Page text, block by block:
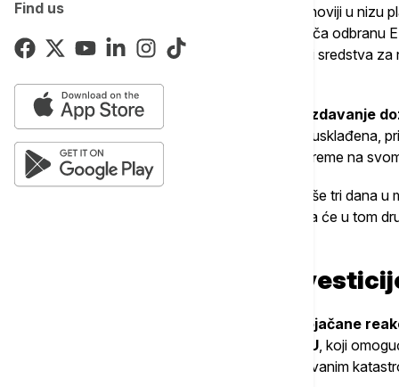
Find usTakozvani paket "Vojna mobilnost" je najnoviji u nizu
početka godine, sa ciljem da značajno ojača odbranu
obaveštajnim službama, Rusija može imati sredstva
Jedna od ključnih mera biće ubrzano izdavanje
Trenutno pravila u 27 država članica nisu usklađena,
druge zemlje EU za premeštaj trupa i/ili opreme na
Komisija želi da se to vreme skrati na najviše tri dana
vanrednim situacijama, uz pretpostavku da će u tom
"Kratkoročne, brze
Plan predviđa novi evropski sistem pojačane
uzoru na Mehanizam civilne zaštite EU, koji
pomoć kada se suoče sa prirodnim ili izazvanim